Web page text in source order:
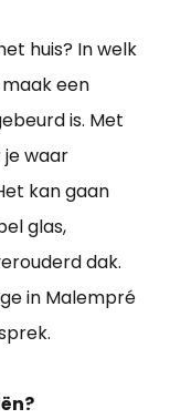
huis? In welk
een
is. Met
waar
kan gaan
glas,
dak.
in Malempré